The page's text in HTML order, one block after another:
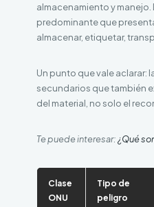
almacenamiento y manejo.
predominante que
almacenar, etiquetar,
Un punto que vale aclarar:
secundarios que también
del material, no solo el
Te puede interesar: ¿Qué
Clase
ONU
Tipo de
peligro